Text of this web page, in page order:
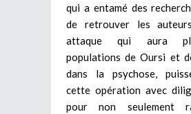
qui a entamé des
de retrouver les
attaque qui aura
populations de Oursi et
dans la psychose,
cette opération avec
pour non seulement